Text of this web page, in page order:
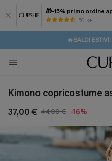
🎁-15% primo ordine
50 k+
⚡️-15% SUGLI
🔥SALDI ESTIVI:
🚚SPEDIZIONE
💌REGALO PER I
Kimono copricostume
37,00 € 44,00 € -16%